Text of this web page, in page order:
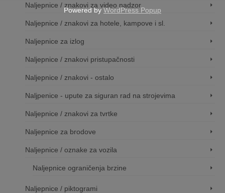
Naljepnice / znakovi za video nadzor
Naljepnice / znakovi za hotele, kampove i sl.
Naljepnice za izlog
Naljepnice / znakovi pristupačnosti
Naljepnice / znakovi - ostalo
Naljpenice - upute za siguran rad na strojevima
Naljepnice / znakovi za tvrtke
Naljepnice za brodove
Naljepnice / oznake za vozila
Naljepnice ograničenja brzine
Naljepnice / piktogrami
Powered byWordPress Popup